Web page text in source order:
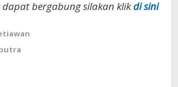
bergabung silakan klikdi sini